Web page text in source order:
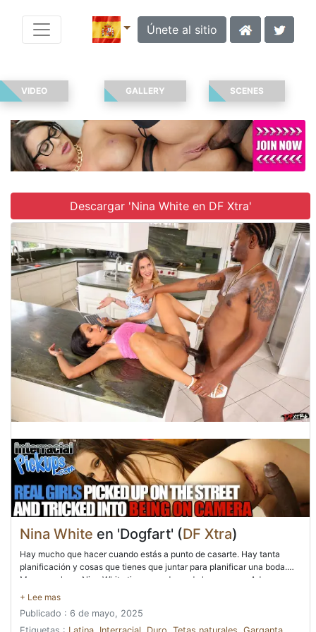
Únete al sitio
VIDEO GALLERY SCENES
Descargar 'Nina White en DF Xtra'
Nina White en 'Dogfart' (DF Xtra)
Hay mucho que hacer cuando estás a punto de casarte. Hay tanta
planificación y cosas que tienes que juntar para planificar una boda.
Menos mal que Nina White tiene una dama de honor como Aderas, que
literalmente está asumiendo el papel de una organizadora de bodas y
semana y las dos damas están en la cocina mirando vestidos de novia
Publicado : 6 de mayo, 2025